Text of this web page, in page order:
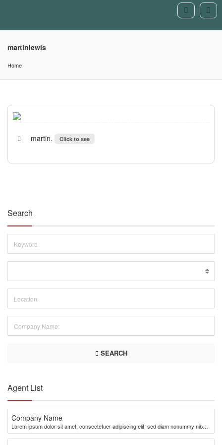
martinlewis
Home
martin. Click to see
Search
SEARCH
Agent List
Company Name
Lorem ipsum dolor sit amet, consectetuer adipiscing elit, sed diam nonummy nibh
euismod tincidunt ut laoreet dolore magna aliquam erat volutpat. Ut wisi enim ad
minim veniam, quis nostrud exerci tation ullamcorper suscipit lobortis nisl ut aliquip